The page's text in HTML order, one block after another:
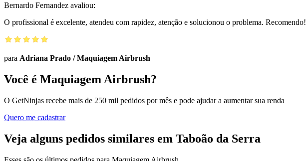
Bernardo Fernandez avaliou:
O profissional é excelente, atendeu com rapidez, atenção e solucionou o problema. Recomendo!
para Adriana Prado /Maquiagem Airbrush
Você é Maquiagem Airbrush?
O GetNinjas recebe mais de 250 mil pedidos por mês e pode ajudar a aumentar sua renda
Quero me cadastrar
Veja alguns pedidos similares em Taboão da Serra